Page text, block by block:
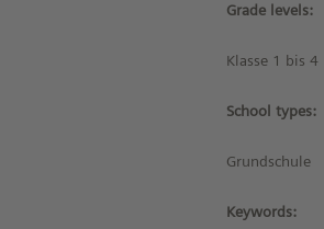
Grade levels:
Klasse 1 bis 4
School types:
Grundschule
Keywords: